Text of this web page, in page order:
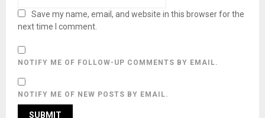
Save my name, email, and website in this browser for the
next time I comment.
NOTIFY ME OF FOLLOW-UP COMMENTS BY EMAIL.
NOTIFY ME OF NEW POSTS BY EMAIL.